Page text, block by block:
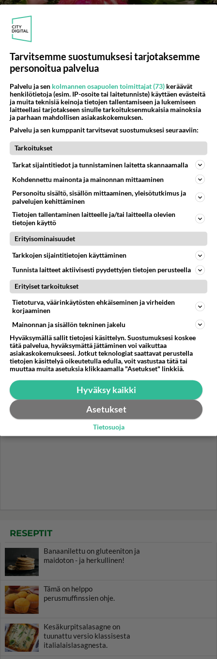
Selviytyjät Petra Gargano tylyttää: “Sara
kavereina viidakossa
Petra Gargano ei ollut turvassa oikein missään kohtaa
Selviytyjät Suomi -kisaa.
LUETUIMMAT
Muistatko? Kädestä suuhun
elävä Satu sai jättimäisen
rahasalkun Henry-
miljonääriltä
Luetuimmat: Aarne Pelkonen
ja Noora Louhimo vihdoinkin
yhdessä - Tätä moni jo odotti
isäpuoli on tämä suosittu
laulaja
Danny, 83, teki yllättävän
Helmi Loukasmäki?
Kun yksi kauhallinen ei riitä...
Tämä helppo arkiruoka ei jää
syömättä!
RESEPTIT
Banaanilettu on gluteeniton ja
maidoton - ja herkullinen!
Tämä on helppo
perusmuffinssien ohje.
Kesäkurpitsalasagne on
tuunattu versio klassisesta
italialaislasagnesta.
Tarvitsemme suostumuksesi tarjotaksemme
personoitua palvelua
Palvelu ja sen kolmannen osapuolen toimittajat (73) keräävät
henkilötietoja (esim. IP-osoite tai laitetunniste) käyttäen evästeitä
ja muita teknisiä keinoja tietojen tallentamiseen ja lukemiseen
laitteellasi tarjotakseen sinulle tarkoituksenmukaisia mainoksia
ja parhaan mahdollisen asiakaskokemuksen.
Palvelu ja sen kumppanit tarvitsevat suostumuksesi seuraaviin:
Tarkoitukset
Tarkat sijaintitiedot ja tunnistaminen laitetta skannaamalla
Kohdennettu mainonta ja mainonnan mittaaminen
Personoitu sisältö, sisällön mittaaminen, yleisötutkimus ja
palvelujen kehittäminen
Tietojen tallentaminen laitteelle ja/tai laitteella olevien
tietojen käyttö
Erityisominaisuudet
Tarkkojen sijaintitietojen käyttäminen
Tunnista laitteet aktiivisesti pyydettyjen tietojen perusteella
Erityiset tarkoitukset
Tietoturva, väärinkäytösten ehkäiseminen ja virheiden
korjaaminen
Mainonnan ja sisällön tekninen jakelu
Hyväksymällä sallit tietojesi käsittelyn. Suostumuksesi koskee
tätä palvelua, hyväksymättä jättäminen voi vaikuttaa
asiakaskokemukseesi. Jotkut teknologiat saattavat perustella
tietojen käsittelyä oikeutetulla edulla, voit vastustaa tätä tai
muuttaa muita asetuksia klikkaamalla "Asetukset" linkkiä.
Hyväksy kaikki
Asetukset
Tietosuoja